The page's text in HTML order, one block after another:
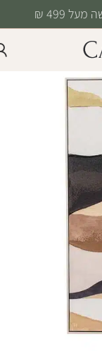
499 ₪